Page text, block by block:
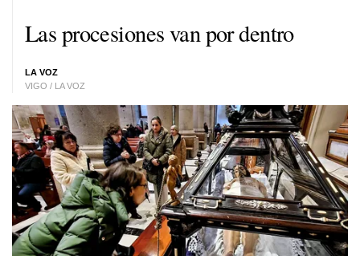
Las procesiones van por dentro
LA VOZ
VIGO / LA VOZ